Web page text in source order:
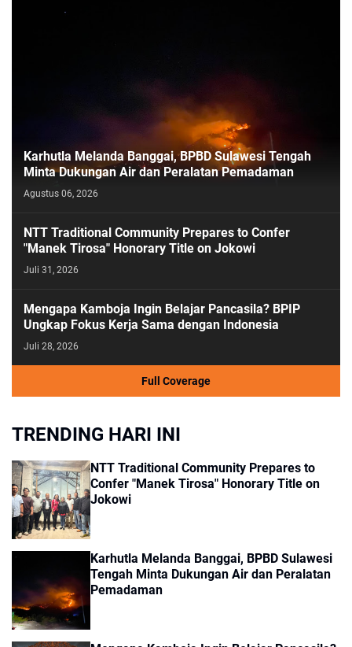
Karhutla Melanda Banggai, BPBD Sulawesi Tengah
Minta Dukungan Air dan Peralatan Pemadaman
Agustus 06, 2026
NTT Traditional Community Prepares to Confer
"Manek Tirosa" Honorary Title on Jokowi
Juli 31, 2026
Mengapa Kamboja Ingin Belajar Pancasila? BPIP
Ungkap Fokus Kerja Sama dengan Indonesia
Juli 28, 2026
Full Coverage
TRENDING HARI INI
NTT Traditional Community Prepares to
Confer "Manek Tirosa" Honorary Title on
Jokowi
Karhutla Melanda Banggai, BPBD Sulawesi
Tengah Minta Dukungan Air dan Peralatan
Pemadaman